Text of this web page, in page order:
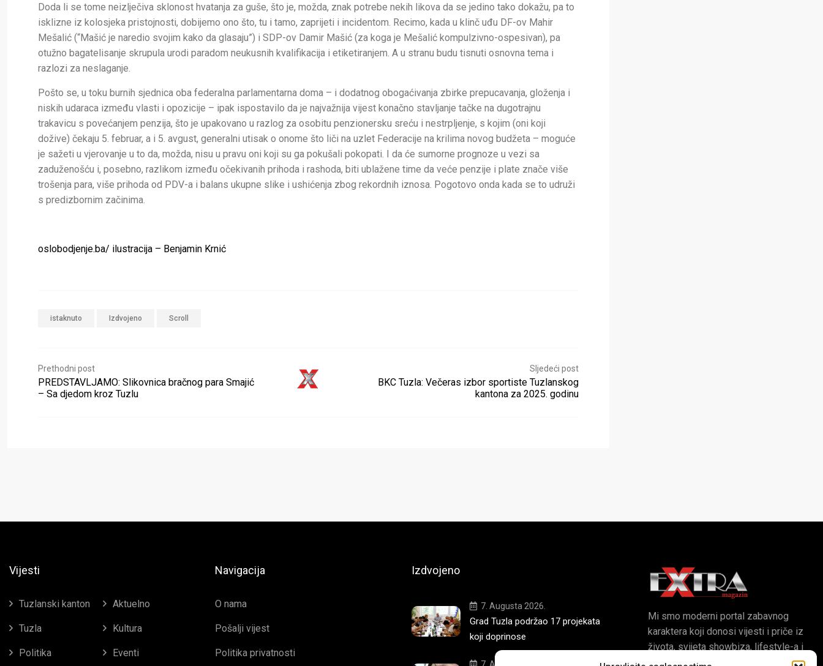
Doda li se tome neizlječiva sklonost hvatanja za guše, što je, možda, znak potrebe nekih likova da se jedino tako dokažu, pa to
isklizne iz kolosjeka pristojnosti, dobijemo ono što, tu i tamo, zaprijeti i incidentom. Recimo, kada u klinč uđu DF-ov Mahir
Mešalić (“Mašić je naredio svojim kako da glasaju”) i SDP-ov Damir Mašić (za koga je Mešalić kompulzivno-ospesivan), pa
otužno bagatelisanje skrupula urodi paradom neukusnih kvalifikacija i etiketiranjem. A u stranu budu tisnuti osnovna tema i
razlozi za neslaganje.
Pošto se, u toku burnih sjednica oba federalna parlamentarna doma – i dodatnog obogaćivanja zbirke prepucavanja, gloženja i
niskih udaraca između vlasti i opozicije – ipak ispostavilo da je najvažnija vijest konačno stavljanje tačke na dugotrajnu
trakavicu s povećanjem penzija, što je upakovano u razlog za osobitu penzionersku sreću i nestrpljenje, s kojim (oni koji
dožive) čekaju 5. februar, a i 5. avgust, generalni utisak o onome što liči na uzlet Federacije na krilima novog budžeta – moguće
je sažeti u vjerovanje u to da, možda, nisu u pravu oni koji su ga pokušali pokopati. I da će sumorne prognoze u vezi sa
zaduženošću i, posebno, razlikom između očekivanih prihoda i rashoda, biti ublažene time da veće penzije i plate znače više
trošenja para, više prihoda od PDV-a i balans ukupne slike i ushićenja zbog rekordnih iznosa. Pogotovo onda kada se to udruži
s predizbornim začinima.
oslobodjenje.ba/ ilustracija – Benjamin Krnić
istaknuto Izdvojeno Scroll
Prethodni post
PREDSTAVLJAMO: Slikovnica bračnog para Smajić
– Sa djedom kroz Tuzlu
Sljedeći post
BKC Tuzla: Večeras izbor sportiste Tuzlanskog
kantona za 2025. godinu
Vijesti
Tuzlanski kanton Aktuelno
Tuzla Kultura
Politika Eventi
Navigacija
O nama
Pošalji vijest
Politika privatnosti
Izdvojeno
7. Augusta 2026.
Grad Tuzla podržao 17 projekata
koji doprinose
7. Augusta 2026.
Mi smo moderni portal zabavnog
karaktera koji donosi vijesti i priče iz
života, svijeta showbiza, lifestyle-a i
popularne kulture.